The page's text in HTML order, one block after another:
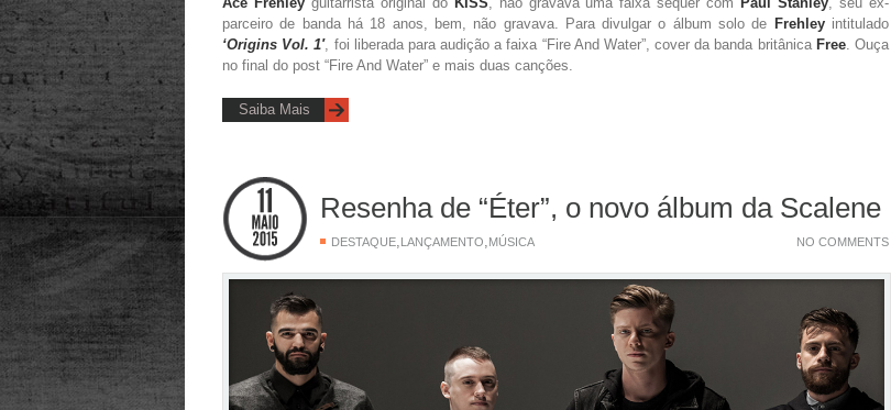
parceiro de banda há 18 anos, bem, não gravava. Para divulgar o álbum solo de Frehleyintitulado
‘Origins Vol. 1′, foi liberada para audição a faixa “Fire And Water”, cover da banda britânica Free. Ouça
no final do post “Fire And Water” e mais duas canções.
Saiba Mais
Resenha de “Éter”, o novo álbum da Scalene
DESTAQUE LANÇAMENTO MÚSICA NO COMMENTS